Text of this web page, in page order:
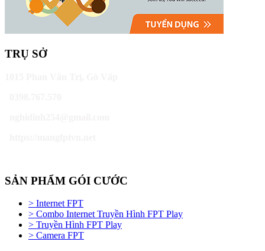
TRỤ SỞ
SẢN PHẨM GÓI CƯỚC
> Internet FPT
> Combo Internet Truyền Hình FPT Play
> Truyền Hình FPT Play
> Camera FPT